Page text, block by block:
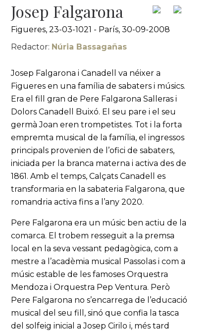
Josep Falgarona
Figueres, 23-03-1021 - París, 30-09-2008
Redactor: Núria Bassagañas
Josep Falgarona i Canadell va néixer a
Figueres en una família de sabaters i músics.
Era el fill gran de Pere Falgarona Salleras i
Dolors Canadell Buixó. El seu pare i el seu
germà Joan eren trompetistes. Tot i la forta
empremta musical de la família, el ingressos
principals provenien de l’ofici de sabaters,
iniciada per la branca materna i activa des de
1861. Amb el temps, Calçats Canadell es
transformaria en la sabateria Falgarona, que
romandria activa fins a l’any 2020.
Pere Falgarona era un músic ben actiu de la
comarca. El trobem resseguit a la premsa
local en la seva vessant pedagògica, com a
mestre a l’acadèmia musical Passolas i com a
músic estable de les famoses Orquestra
Mendoza i Orquestra Pep Ventura. Però
Pere Falgarona no s’encarrega de l’educació
musical del seu fill, sinó que confia la tasca
del solfeig inicial a Josep Cirilo i, més tard